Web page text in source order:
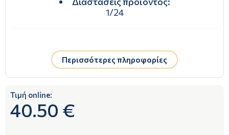
1/24
Περισσότερες πληροφορίες
Τιμή online:
40.50 €